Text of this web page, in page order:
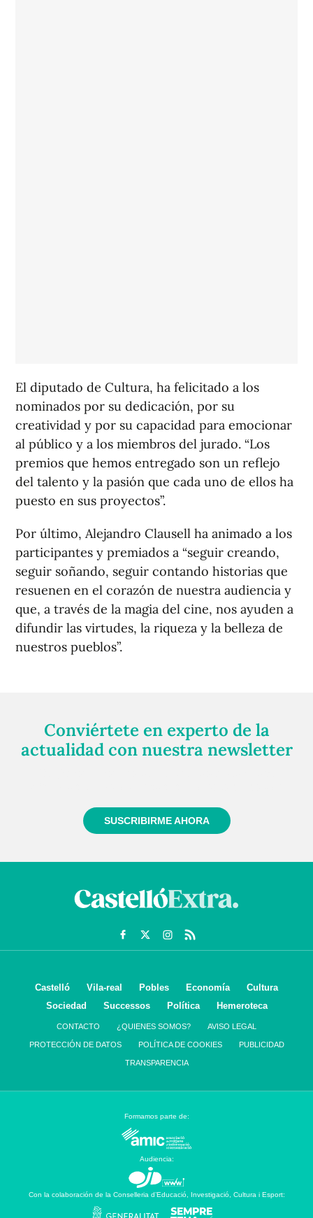
El diputado de Cultura, ha felicitado a los
nominados por su dedicación, por su
creatividad y por su capacidad para emocionar
al público y a los miembros del jurado. “Los
premios que hemos entregado son un reflejo
del talento y la pasión que cada uno de ellos ha
puesto en sus proyectos”.
Por último, Alejandro Clausell ha animado a los
participantes y premiados a “seguir creando,
seguir soñando, seguir contando historias que
resuenen en el corazón de nuestra audiencia y
que, a través de la magia del cine, nos ayuden a
difundir las virtudes, la riqueza y la belleza de
nuestros pueblos”.
Conviértete en experto de la
actualidad con nuestra newsletter
SUSCRIBIRME AHORA
Castelló Vila-real Pobles Economía
Cultura
Sociedad
Successos Política Hemeroteca
CONTACTO ¿QUIENES SOMOS? AVISO LEGAL
PROTECCIÓN DE DATOS POLÍTICA DE COOKIES PUBLICIDAD
TRANSPARENCIA
Formamos parte de:
Audiencia:
Con la colaboración de la Conselleria d’Educació, Investigació, Cultura i Esport: